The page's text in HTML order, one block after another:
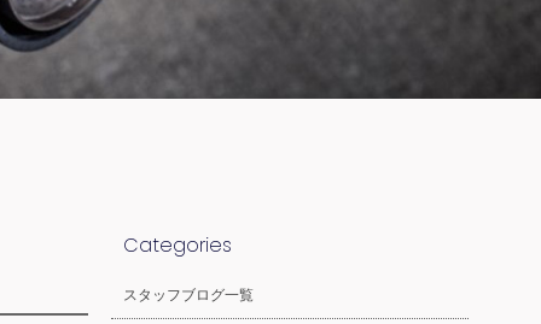
Categories
スタッフブログ一覧